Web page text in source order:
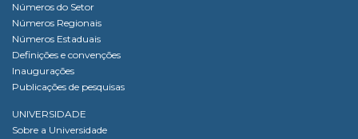
Números do Setor
Números Regionais
Números Estaduais
Definições e convenções
Inaugurações
Publicações de pesquisas
UNIVERSIDADE
Sobre a Universidade